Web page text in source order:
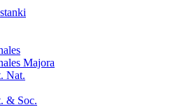
Majora
Nat.
& Soc.